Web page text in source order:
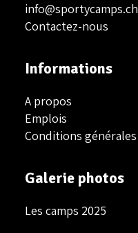
info@sportycamps.ch
Contactez-nous
Informations
A propos
Emplois
Conditions générales
Galerie photos
Les camps 2025